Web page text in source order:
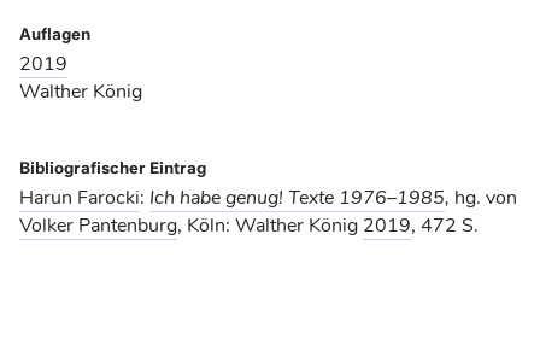
Auflagen
2019
Walther König
Bibliografischer Eintrag
Harun Farocki: Ich habe genug! Texte 1976–1985, hg. von
Volker Pantenburg, Köln: Walther König 2019, 472 S.